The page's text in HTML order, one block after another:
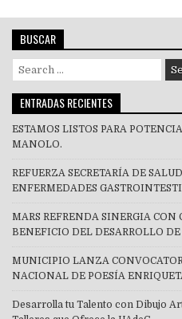
BUSCAR
Search
for:
ENTRADAS RECIENTES
ESTAMOS LISTOS PARA
MANOLO.
REFUERZA SECRETARÍA DE
ENFERMEDADES
MARS REFRENDA SINERGIA CON
BENEFICIO DEL DESARROLLO DE
MUNICIPIO LANZA
NACIONAL DE POESÍA
Desarrolla tu Talento con Dibujo